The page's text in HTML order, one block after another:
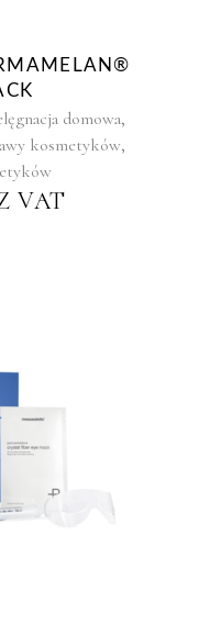
domowa,
kosmetyków,
VAT